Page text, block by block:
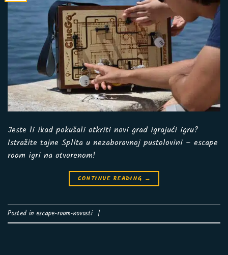
Jeste li ikad pokušali otkriti novi grad igrajući igru?
Istražite tajne Splita u nezaboravnoj pustolovini – escape
room igri na otvorenom!
CONTINUE READING →
Posted in escape-room-novosti |